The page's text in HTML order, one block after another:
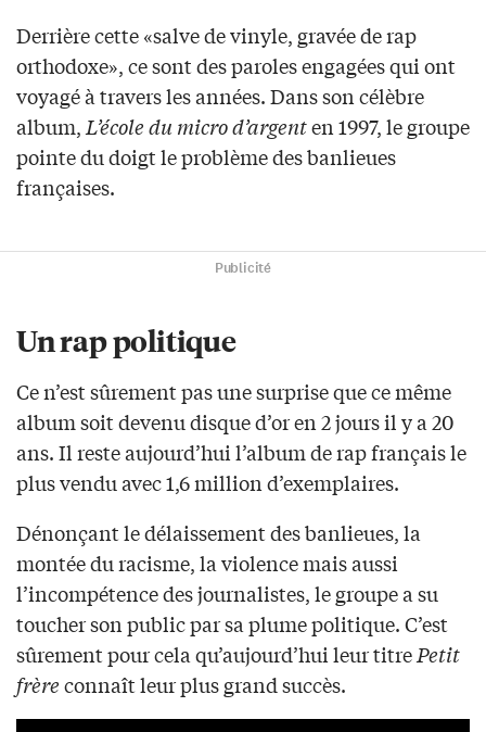
Derrière cette «salve de vinyle, gravée de rap
orthodoxe», ce sont des paroles engagées qui ont
voyagé à travers les années. Dans son célèbre
album, L’école du micro d’argenten 1997, le groupe
pointe du doigt le problème des banlieues
françaises.
Publicité
Un rap politique
Ce n’est sûrement pas une surprise que ce même
album soit devenu disque d’or en 2 jours il y a 20
ans. Il reste aujourd’hui l’album de rap français le
plus vendu avec 1,6 million d’exemplaires.
Dénonçant le délaissement des banlieues, la
montée du racisme, la violence mais aussi
l’incompétence des journalistes, le groupe a su
toucher son public par sa plume politique. C’est
sûrement pour cela qu’aujourd’hui leur titrePetit
frèreconnaît leur plus grand succès.